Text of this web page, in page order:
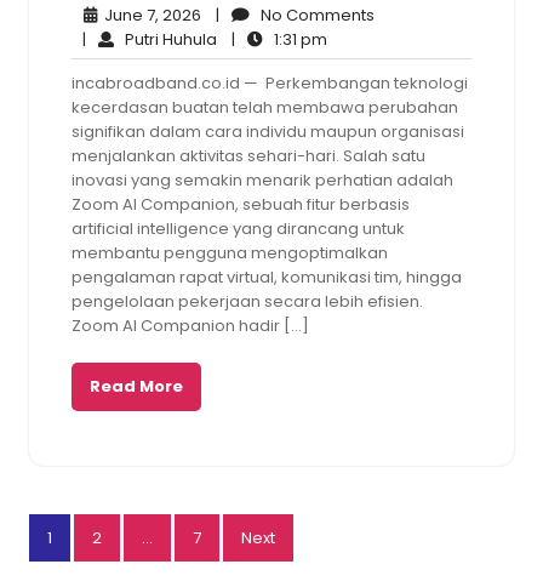
June 7, 2026 June
7,
2026
| No Comments
| Putri Huhula Putri
Huhula
| 1:31 pm
pm
incabroadband.co.id — Perkembangan teknologi
kecerdasan buatan telah membawa perubahan
signifikan dalam cara individu maupun organisasi
menjalankan aktivitas sehari-hari. Salah satu
inovasi yang semakin menarik perhatian adalah
Zoom AI Companion, sebuah fitur berbasis
artificial intelligence yang dirancang untuk
membantu pengguna mengoptimalkan
pengalaman rapat virtual, komunikasi tim, hingga
pengelolaan pekerjaan secara lebih efisien.
Zoom AI Companion hadir […]
Read More
Posts
pagination
1 2 … 7 Next